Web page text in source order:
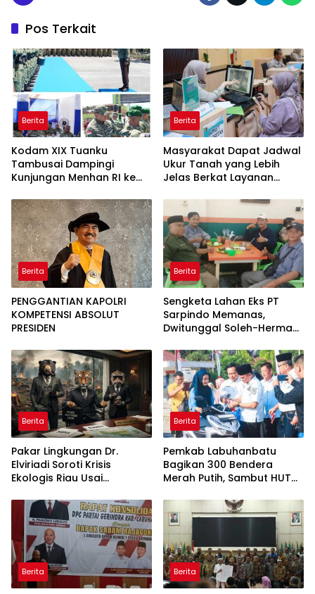
Pos Terkait
Berita
Kodam XIX Tuanku
Tambusai Dampingi
Kunjungan Menhan RI ke
Perkuat Pembangunan
Satuan
Berita
Masyarakat Dapat Jadwal
Ukur Tanah yang Lebih
Jelas Berkat Layanan
Berita
PENGGANTIAN KAPOLRI
KOMPETENSI ABSOLUT
PRESIDEN
Berita
Sengketa Lahan Eks PT
Sarpindo Memanas,
Dwitunggal Soleh-Herman
ke Pulau Rupat
Berita
Pakar Lingkungan Dr.
Elviriadi Soroti Krisis
Ekologis Riau Usai
Monyet, Harimau, dan
Beruang Terhadap Warga
Berita
Pemkab Labuhanbatu
Bagikan 300 Bendera
Merah Putih, Sambut HUT
Berita Berita